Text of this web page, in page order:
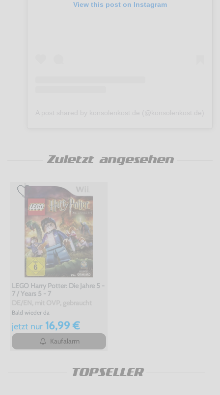
View this post on Instagram
Zuletzt angesehen
LEGO Harry Potter: Die Jahre 5 -
7 / Years 5 - 7
Bald wieder da
jetzt nur16,99 €
Kaufalarm
TOPSELLER